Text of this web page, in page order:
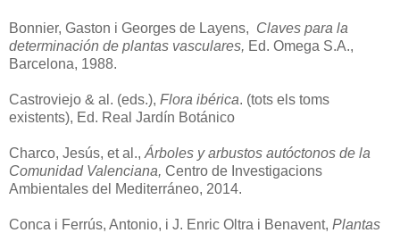
Bonnier, Gaston i Georges de Layens, Claves para la
determinación de plantas vasculares, Ed. Omega S.A.,
Barcelona, 1988.
Castroviejo & al. (eds.), Flora ibérica. (tots els toms
existents), Ed. Real Jardín Botánico
Charco, Jesús, et al., Árboles y arbustos autóctonos de la
Comunidad Valenciana, Centro de Investigacions
Ambientales del Mediterráneo, 2014.
Conca i Ferrús, Antonio, i J. Enric Oltra i Benavent, Plantas